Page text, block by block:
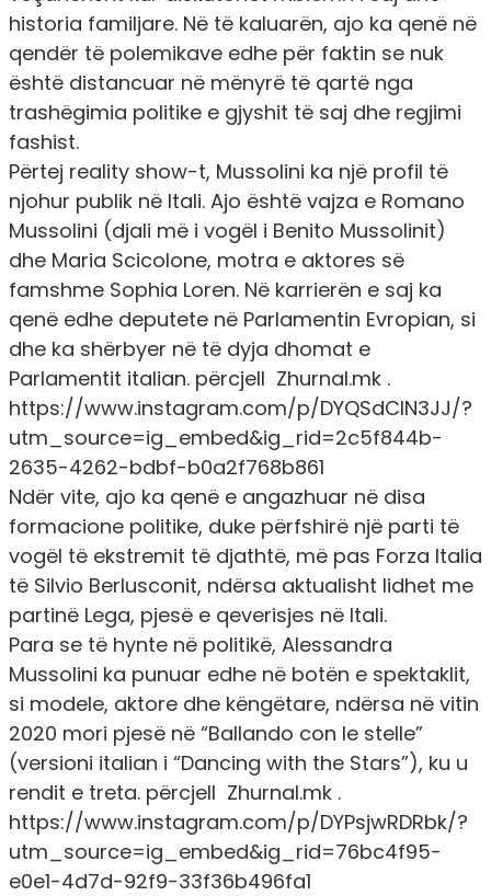
historia familjare. Në të kaluarën, ajo ka qenë në
qendër të polemikave edhe për faktin se nuk
është distancuar në mënyrë të qartë nga
trashëgimia politike e gjyshit të saj dhe regjimi
fashist.
Përtej reality show-t, Mussolini ka një profil të
njohur publik në Itali. Ajo është vajza e Romano
Mussolini (djali më i vogël i Benito Mussolinit)
dhe Maria Scicolone, motra e aktores së
famshme Sophia Loren. Në karrierën e saj ka
qenë edhe deputete në Parlamentin Evropian, si
dhe ka shërbyer në të dyja dhomat e
Parlamentit italian. përcjell Zhurnal.mk .
https://www.instagram.com/p/DYQSdCIN3JJ/?
utm_source=ig_embed&ig_rid=2c5f844b-
2635-4262-bdbf-b0a2f768b861
Ndër vite, ajo ka qenë e angazhuar në disa
formacione politike, duke përfshirë një parti të
vogël të ekstremit të djathtë, më pas Forza Italia
të Silvio Berlusconit, ndërsa aktualisht lidhet me
partinë Lega, pjesë e qeverisjes në Itali.
Para se të hynte në politikë, Alessandra
Mussolini ka punuar edhe në botën e spektaklit,
si modele, aktore dhe këngëtare, ndërsa në vitin
2020 mori pjesë në “Ballando con le stelle”
(versioni italian i “Dancing with the Stars”), ku u
rendit e treta. përcjell Zhurnal.mk .
https://www.instagram.com/p/DYPsjwRDRbk/?
utm_source=ig_embed&ig_rid=76bc4f95-
e0e1-4d7d-92f9-33f36b496fa1